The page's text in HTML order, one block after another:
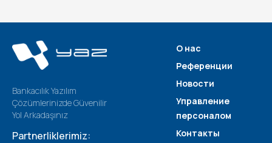
Bankacılık Yazılım
Çözümlerinizde Güvenilir
Yol Arkadaşınız
Partnerliklerimiz:
О нас
Референции
Новости
Управление
персоналом
Контакты